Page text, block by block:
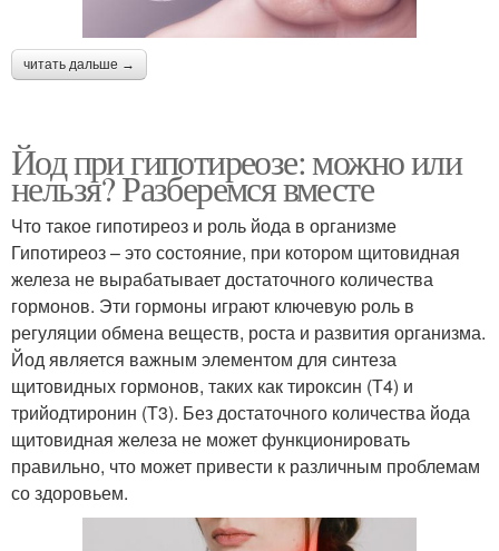
читать дальше →
Йод при гипотиреозе: можно или
нельзя? Разберемся вместе
Что такое гипотиреоз и роль йода в организме
Гипотиреоз – это состояние, при котором щитовидная
железа не вырабатывает достаточного количества
гормонов. Эти гормоны играют ключевую роль в
регуляции обмена веществ, роста и развития организма.
Йод является важным элементом для синтеза
щитовидных гормонов, таких как тироксин (Т4) и
трийодтиронин (Т3). Без достаточного количества йода
щитовидная железа не может функционировать
правильно, что может привести к различным проблемам
со здоровьем.